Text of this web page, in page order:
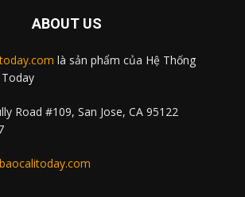
ABOUT US
là sản phẩm của Hệ Thống
Road #109, San Jose, CA 95122